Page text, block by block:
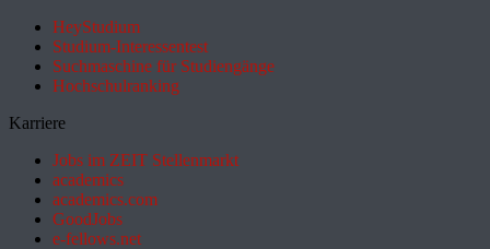
HeyStudium
Studium-Interessentest
Suchmaschine für Studiengänge
Hochschulranking
Karriere
Jobs im ZEIT Stellenmarkt
academics
academics.com
GoodJobs
e-fellows.net